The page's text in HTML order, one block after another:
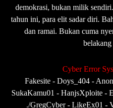
demokrasi, bukan milik
tahun ini, para elit sadar diri.
dan ramai. Bukan cuma
Cyber Error
Fakesite - Doys_404 -
SukaKamu01 - HanjsXploite -
./GregCyber - LikeEx01 -